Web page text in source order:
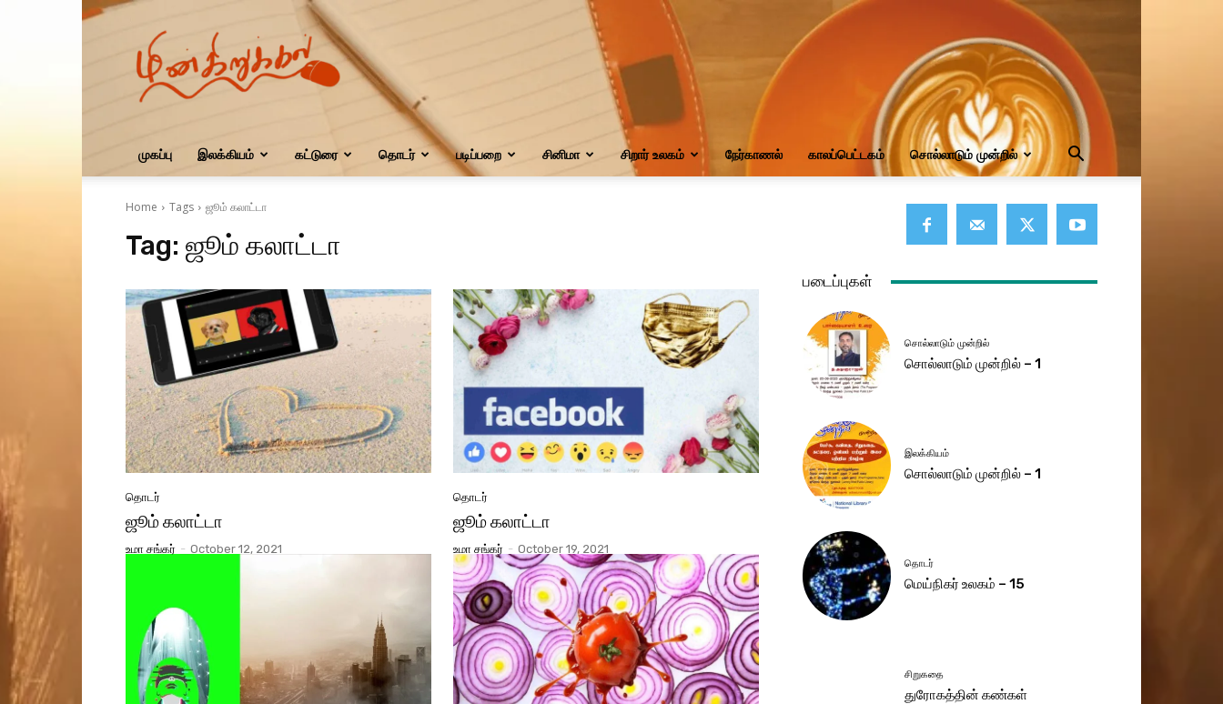
மின்கிறுக்கல்
முகப்பு இலக்கியம் கட்டுரை தொடர் படிப்பறை சினிமா சிறார் உலகம் நேர்காணல் காலப்பெட்டகம் சொல்லாடும் முன்றில்
Home Tags ஜூம் கலாட்டா
Tag: ஜூம் கலாட்டா
தொடர்
ஜூம் கலாட்டா
உமா சங்கர் - October 12, 2021
தொடர்
ஜூம் கலாட்டா
உமா சங்கர் - October 19, 2021
படைப்புகள்
சொல்லாடும் முன்றில்
சொல்லாடும் முன்றில் – 1
இலக்கியம்
சொல்லாடும் முன்றில் – 1
தொடர்
மெய்நிகர் உலகம் – 15
சிறுகதை
துரோகத்தின் கண்கள்